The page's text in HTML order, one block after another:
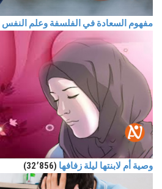
مفهوم السعادة في الفلسفة وعلم النفس
وصية أم لابنتها ليلة زفافها (32٬856)